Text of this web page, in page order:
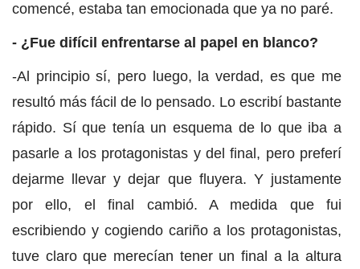
comencé, estaba tan emocionada que ya no paré.
- ¿Fue difícil enfrentarse al papel en blanco?
-Al principio sí, pero luego, la verdad, es que me
resultó más fácil de lo pensado. Lo escribí bastante
rápido. Sí que tenía un esquema de lo que iba a
pasarle a los protagonistas y del final, pero preferí
dejarme llevar y dejar que fluyera. Y justamente
por ello, el final cambió. A medida que fui
escribiendo y cogiendo cariño a los protagonistas,
tuve claro que merecían tener un final a la altura